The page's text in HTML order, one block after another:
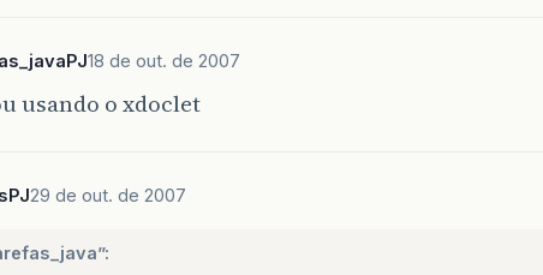
18 de out. de 2007
usando o xdoclet
29 de out. de 2007